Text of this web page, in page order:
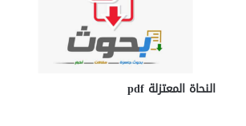
النحاة المعتزلة pdf